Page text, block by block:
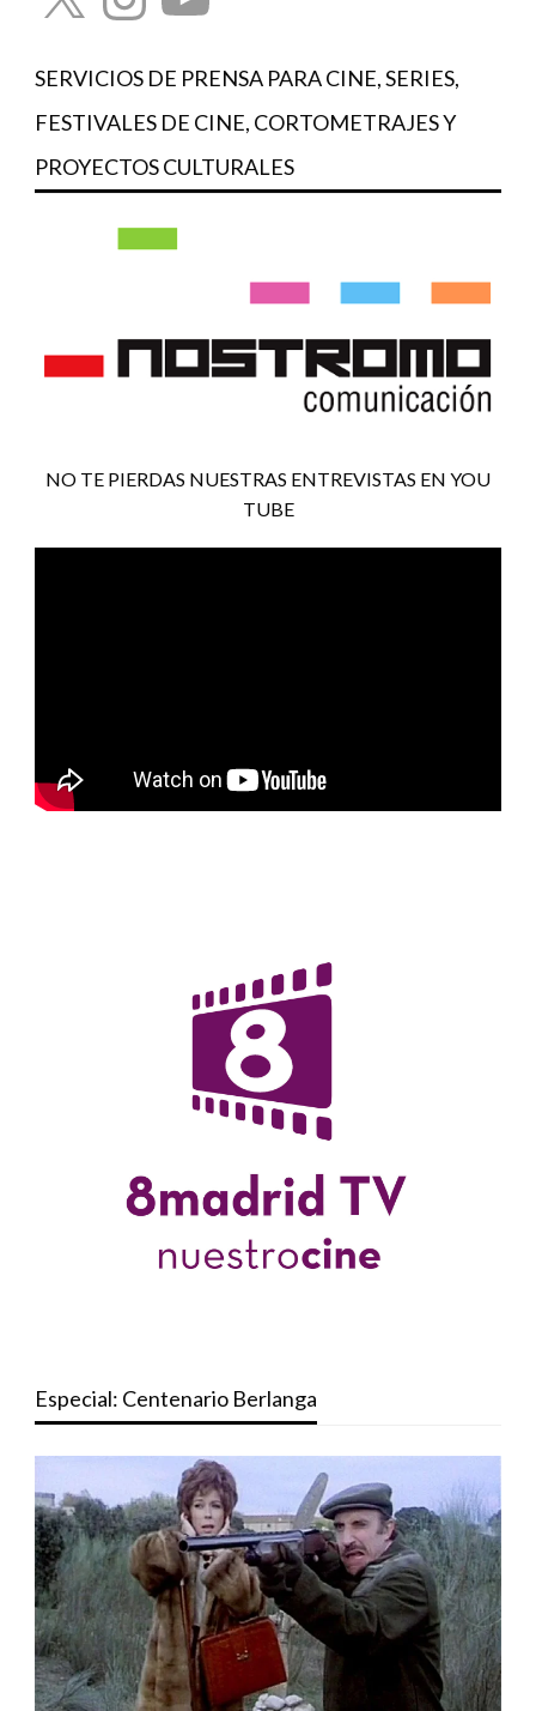
SERVICIOS DE PRENSA PARA CINE, SERIES,
FESTIVALES DE CINE, CORTOMETRAJES Y
PROYECTOS CULTURALES
NO TE PIERDAS NUESTRAS ENTREVISTAS EN YOU
TUBE
Especial: Centenario Berlanga